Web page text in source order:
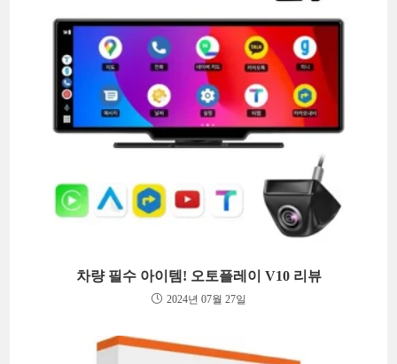
차량 필수 아이템! 오토플레이 V10 리뷰
2024년 07월 27일